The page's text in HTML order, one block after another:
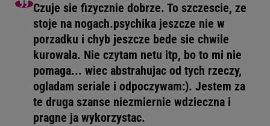
Czuje sie fizycznie dobrze. To szczescie, ze
stoje na nogach.psychika jeszcze nie w
porzadku i chyb jeszcze bede sie chwile
kurowala. Nie czytam netu itp, bo to mi nie
pomaga... wiec abstrahujac od tych rzeczy,
ogladam seriale i odpoczywam:). Jestem za
te druga szanse niezmiernie wdzieczna i
pragne ja wykorzystac.